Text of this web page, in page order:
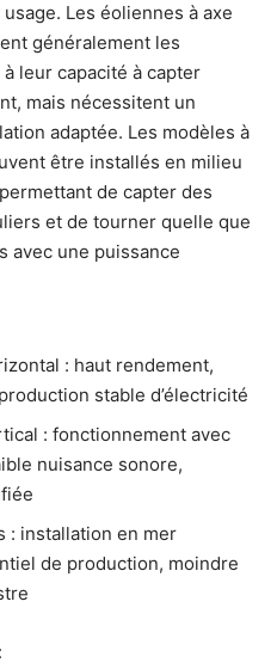
Les éoliennes à axe
généralement les
leur capacité à capter
mais nécessitent un
adaptée. Les modèles à
être installés en milieu
de capter des
et de tourner quelle que
avec une puissance
: haut rendement,
stable d’électricité
: fonctionnement avec
nuisance sonore,
: installation en mer
de production, moindre